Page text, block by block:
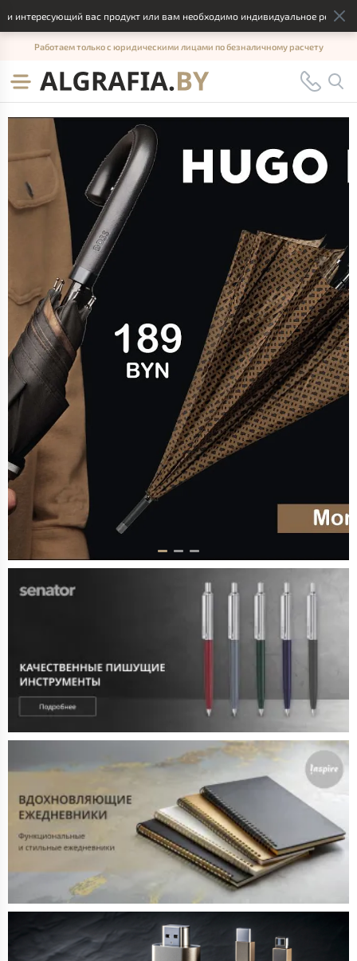
вас продукт или вам необходимо индивидуальное решение,
Работаем только с юридическими лицами по безналичному расчету